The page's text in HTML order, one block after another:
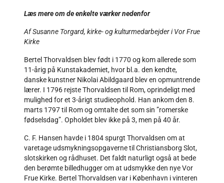
Læs mere om de enkelte værker nedenfor
Af Susanne Torgard, kirke- og kulturmedarbejder i Vor Frue
Kirke
Bertel Thorvaldsen blev født i 1770 og kom allerede som
11-årig på Kunstakademiet, hvor bl.a. den kendte,
danske kunstner Nikolai Abildgaard blev en opmuntrende
lærer. I 1796 rejste Thorvaldsen til Rom, oprindeligt med
mulighed for et 3-årigt studieophold. Han ankom den 8.
marts 1797 til Rom og omtalte det som sin ”romerske
fødselsdag”. Opholdet blev ikke på 3, men på 40 år.
C. F. Hansen havde i 1804 spurgt Thorvaldsen om at
varetage udsmykningsopgaverne til Christiansborg Slot,
slotskirken og rådhuset. Det faldt naturligt også at bede
den berømte billedhugger om at udsmykke den nye Vor
Frue Kirke. Bertel Thorvaldsen var i København i vinteren